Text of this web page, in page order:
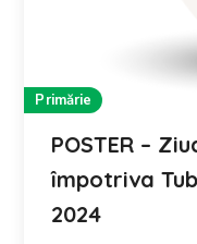
Primărie
POSTER –
împotriva
2024